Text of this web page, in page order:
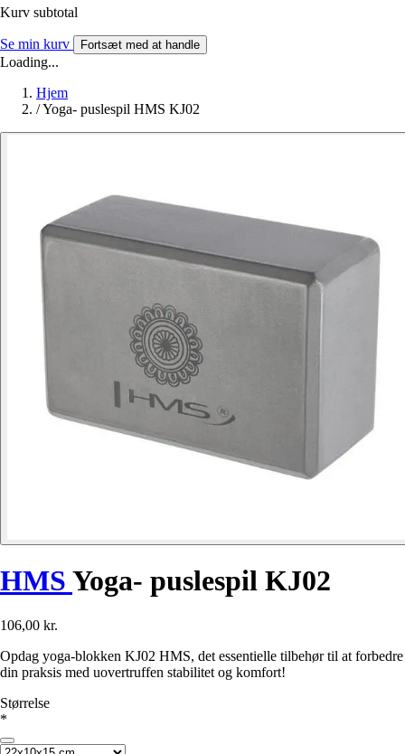
Kurv subtotal
Se min kurv Fortsæt med at handle
Loading...
Hjem
/Yoga- puslespil HMS KJ02
HMS Yoga- puslespil KJ02
106,00 kr.
Opdag yoga-blokken KJ02 HMS, det essentielle tilbehør til at forbedre
din praksis med uovertruffen stabilitet og komfort!
Størrelse
*